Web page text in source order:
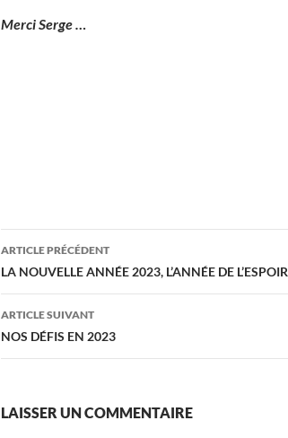
Merci Serge …
Navigation
des
articles
ARTICLE PRÉCÉDENT
LA NOUVELLE ANNÉE 2023, L’ANNÉE DE L’ESPOIR
ARTICLE SUIVANT
NOS DÉFIS EN 2023
LAISSER UN COMMENTAIRE